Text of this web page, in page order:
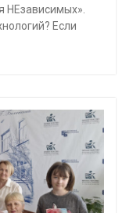
НЕзависимых».
Если